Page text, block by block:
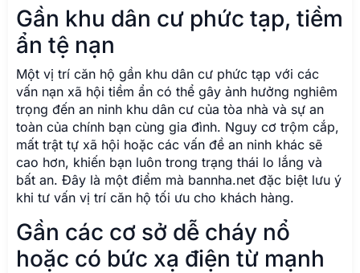
Gần khu dân cư phức tạp, tiềm
ẩn tệ nạn
Một vị trí căn hộ gần khu dân cư phức tạp với các
vấn nạn xã hội tiềm ẩn có thể gây ảnh hưởng nghiêm
trọng đến an ninh khu dân cư của tòa nhà và sự an
toàn của chính bạn cùng gia đình. Nguy cơ trộm cắp,
mất trật tự xã hội hoặc các vấn đề an ninh khác sẽ
cao hơn, khiến bạn luôn trong trạng thái lo lắng và
bất an. Đây là một điểm mà bannha.net đặc biệt lưu ý
khi tư vấn vị trí căn hộ tối ưu cho khách hàng.
Gần các cơ sở dễ cháy nổ
hoặc có bức xạ điện từ mạnh